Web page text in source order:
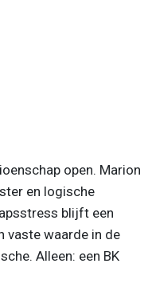
open. Marion
en logische
blijft een
vaste waarde in de
Alleen: een BK